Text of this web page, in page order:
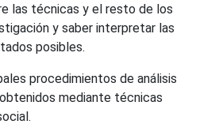
las técnicas y el resto de los
y saber interpretar las
posibles.
procedimientos de análisis
mediante técnicas